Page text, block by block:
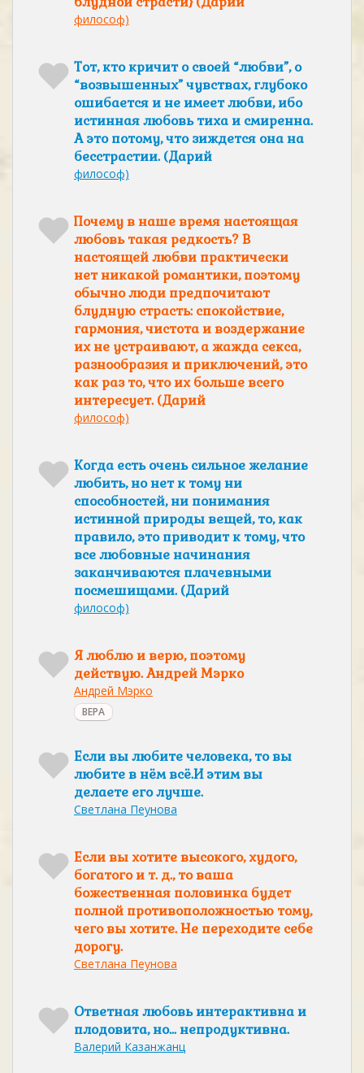
философ)
Тот, кто кричит о своей “любви”, о
“возвышенных” чувствах, глубоко
ошибается и не имеет любви, ибо
истинная любовь тиха и смиренна.
А это потому, что зиждется она на
бесстрастии. (Дарий
философ)
Почему в наше время настоящая
любовь такая редкость? В
настоящей любви практически
нет никакой романтики, поэтому
обычно люди предпочитают
блудную страсть: спокойствие,
гармония, чистота и воздержание
их не устраивают, а жажда секса,
разнообразия и приключений, это
как раз то, что их больше всего
интересует. (Дарий
философ)
Когда есть очень сильное желание
любить, но нет к тому ни
способностей, ни понимания
истинной природы вещей, то, как
правило, это приводит к тому, что
все любовные начинания
заканчиваются плачевными
посмешищами. (Дарий
философ)
Я люблю и верю, поэтому
действую. Андрей Мэрко
Андрей Мэрко
ВЕРА
Если вы любите человека, то вы
любите в нём всё.И этим вы
делаете его лучше.
Светлана Пеунова
Если вы хотите высокого, худого,
богатого и т. д., то ваша
божественная половинка будет
полной противоположностью тому,
чего вы хотите. Не переходите себе
дорогу.
Светлана Пеунова
Ответная любовь интерактивна и
плодовита, но... непродуктивна.
Валерий Казанжанц